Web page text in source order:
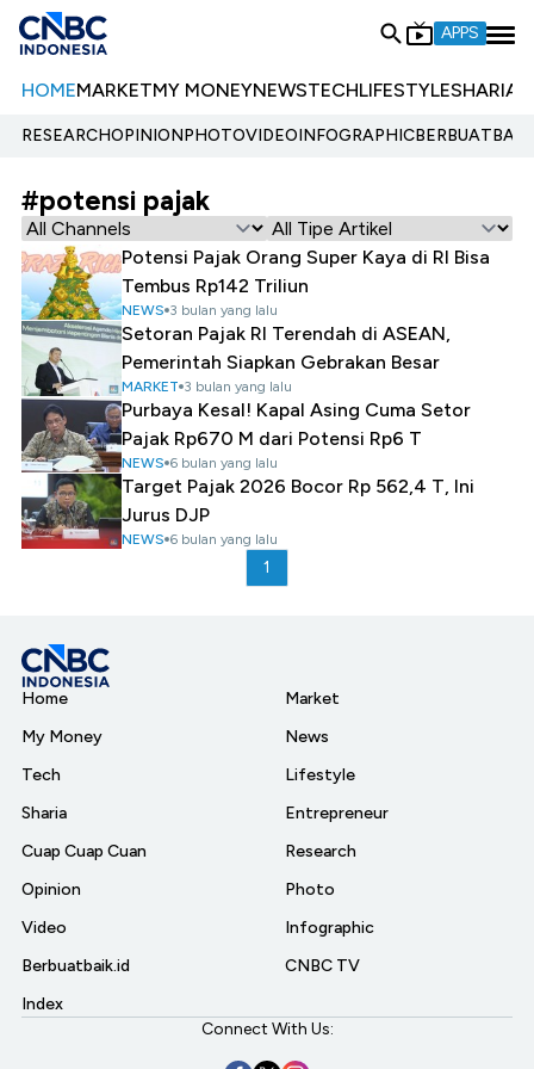
APPS
HOMEMARKETMY MONEYNEWSTECHLIFESTYLESHARIA
RESEARCHOPINIONPHOTOVIDEOINFOGRAPHIC
#potensi pajak
Potensi Pajak Orang Super Kaya di RI Bisa
Tembus Rp142 Triliun
NEWS 3 bulan yang lalu
Setoran Pajak RI Terendah di ASEAN,
Pemerintah Siapkan Gebrakan Besar
MARKET 3 bulan yang lalu
Purbaya Kesal! Kapal Asing Cuma Setor
Pajak Rp670 M dari Potensi Rp6 T
NEWS 6 bulan yang lalu
Target Pajak 2026 Bocor Rp 562,4 T, Ini
Jurus DJP
NEWS 6 bulan yang lalu
1
Home
My Money
Tech
Sharia
Cuap Cuap Cuan
Opinion
Video
Berbuatbaik.id
Index
Market
News
Lifestyle
Entrepreneur
Research
Photo
Infographic
CNBC TV
Connect With Us: